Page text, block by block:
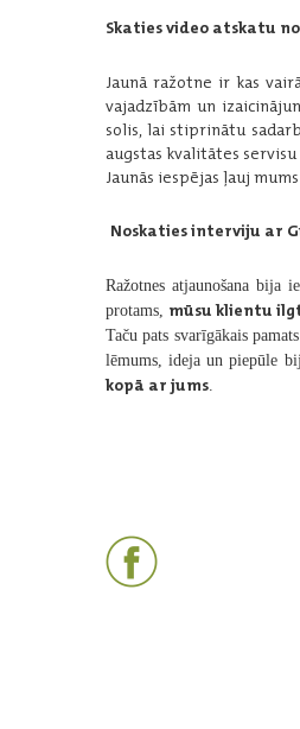
Skaties video atskatu
Jaunā ražotne ir kas
vajadzībām un
solis, lai stiprinātu
augstas kvalitātes
Jaunās iespējas ļauj
Noskaties interviju ar
Ražotnes atjaunošana bija
protams, mūsu klientu
Taču pats svarīgākais
lēmums, ideja un piepūle
kopā ar jums.